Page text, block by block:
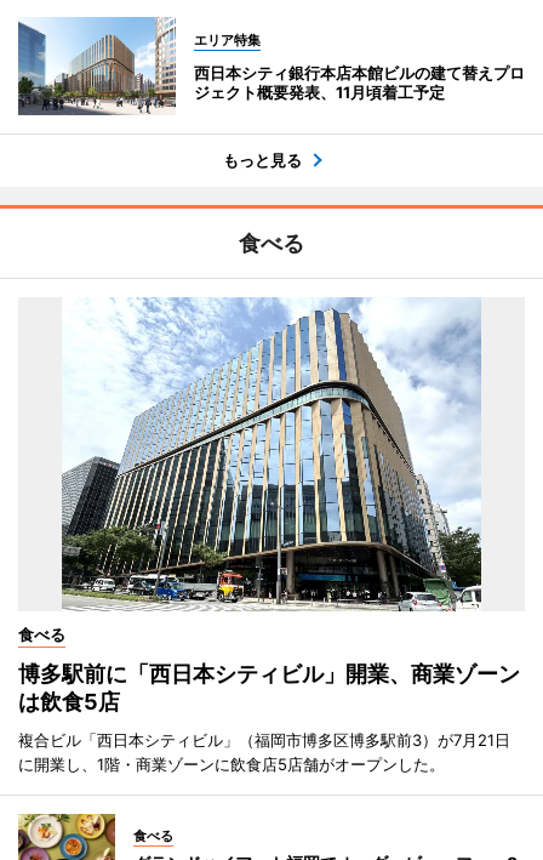
エリア特集
西日本シティ銀行本店本館ビルの建て替えプロ
ジェクト概要発表、11月頃着工予定
もっと見る
食べる
食べる
博多駅前に「西日本シティビル」開業、商業ゾーン
は飲食5店
複合ビル「西日本シティビル」（福岡市博多区博多駅前3）が7月21日
に開業し、1階・商業ゾーンに飲食店5店舗がオープンした。
食べる